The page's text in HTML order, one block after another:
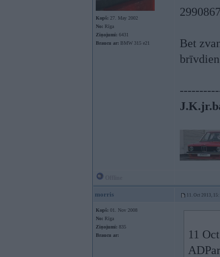
Kopš: 27. May 2002
No: Rīga
Ziņojumi: 6431
Braucu ar: BMW 315 e21
Bet
morris 11. Oct 2013,
Kopš: 01. Nov 2008
No: Rīga
Ziņojumi: 835
Braucu ar:
11